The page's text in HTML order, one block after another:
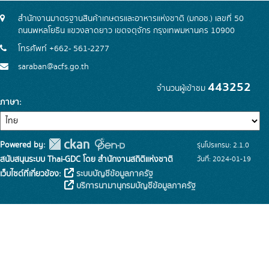
สำนักงานมาตรฐานสินค้าเกษตรและอาหารแห่งชาติ (มกอช.) เลขที่ 50
ถนนพหลโยธิน แขวงลาดยาว เขตจตุจักร กรุงเทพมหานคร 10900
โทรศัพท์ +662- 561-2277
saraban@acfs.go.th
จำนวนผู้เข้าชม 443252
ภาษา
Powered by:
สนับสนุนระบบ Thai-GDC โดย สำนักงานสถิติแห่งชาติ
เว็บไซต์ที่เกี่ยวข้อง:
ระบบบัญชีข้อมูลภาครัฐ
บริการนามานุกรมบัญชีข้อมูลภาครัฐ
รุ่นโปรแกรม: 2.1.0
วันที่: 2024-01-19